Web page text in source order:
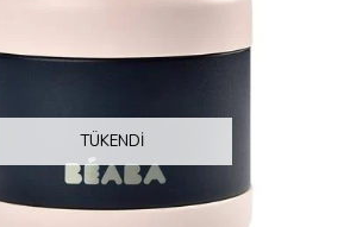
TÜKENDI